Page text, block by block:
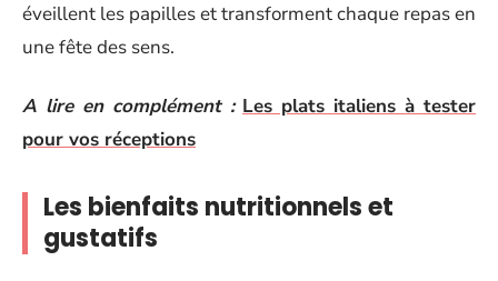
éveillent les papilles et transforment chaque repas en
une fête des sens.
A lire en complément : Les plats italiens à tester
pour vos réceptions
Les bienfaits nutritionnels et
gustatifs